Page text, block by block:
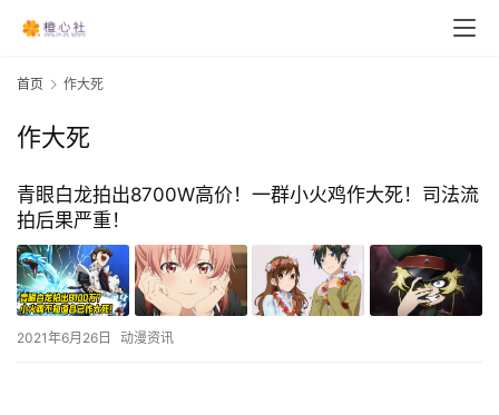
首页 作大死
作大死
青眼白龙拍出8700W高价！一群小火鸡作大死！司法流
拍后果严重！
2021年6月26日 动漫资讯